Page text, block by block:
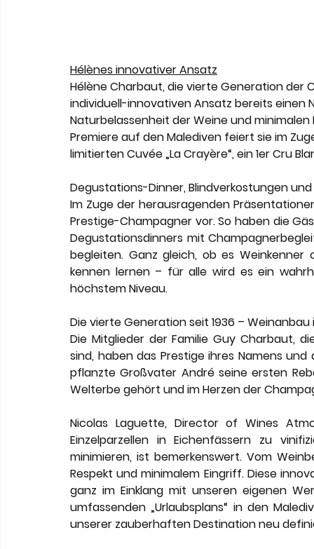
Hélènes innovativer Ansatz
Hélène Charbaut, die vierte Generation
individuell-innovativen Ansatz bereits
Naturbelassenheit der Weine und
Premiere auf den Malediven feiert sie im
limitierten Cuvée „La Crayère“, ein 1er Cru
Degustations-Dinner, Blindverkostungen
Im Zuge der herausragenden
Prestige-Champagner vor. So haben die
Degustationsdinners mit
begleiten. Ganz gleich, ob es
kennen lernen – für alle wird es ein
höchstem Niveau.
Die vierte Generation seit 1936 – Weinanbau
Die Mitglieder der Familie Guy Charbaut,
sind, haben das Prestige ihres Namens
pflanzte Großvater André seine ersten
Welterbe gehört und im Herzen der
Nicolas Laguette, Director of Wines
Einzelparzellen in Eichenfässern zu
minimieren, ist bemerkenswert. Vom
Respekt und minimalem Eingriff. Diese
ganz im Einklang mit unseren eigenen
umfassenden „Urlaubsplans“ in den
unserer zauberhaften Destination neu